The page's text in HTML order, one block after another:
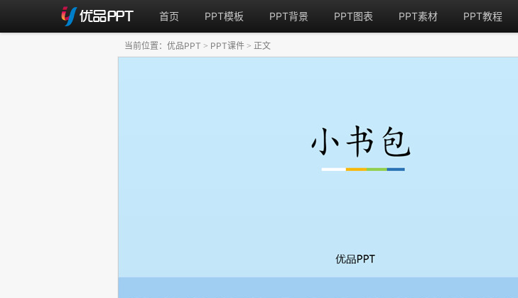
首页 PPT模板 PPT背景 PPT图表 PPT素材 PPT教程
当前位置： 优品PPT > PPT课件 > 正文